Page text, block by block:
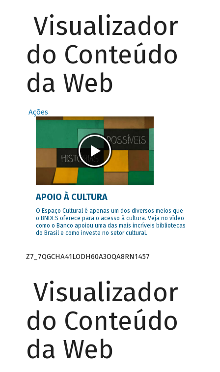
Visualizador
do Conteúdo
da Web
Ações
APOIO À CULTURA
O Espaço Cultural é apenas um dos diversos meios que
o BNDES oferece para o acesso à cultura. Veja no vídeo
como o Banco apoiou uma das mais incríveis bibliotecas
do Brasil e como investe no setor cultural.
Z7_7QGCHA41LODH60A3OQA8RN1457
Visualizador
do Conteúdo
da Web